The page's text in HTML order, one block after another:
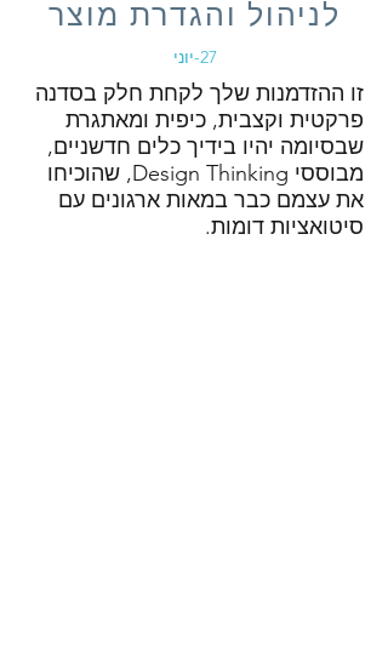
27-יוני
זו ההזדמנות שלך לקחת חלק בסדנה
פרקטית וקצבית, כיפית ומאתגרת
שבסיומה יהיו בידיך כלים חדשניים,
מבוססי Design Thinking, שהוכיחו
את עצמם כבר במאות ארגונים עם
סיטואציות דומות.
לניהול והגדרת מוצר